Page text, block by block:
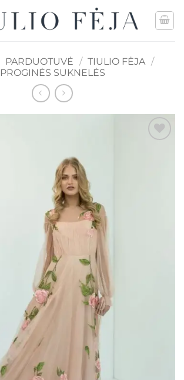
PARDUOTUVĖ / TIULIO FĖJA /
PROGINĖS SUKNELĖS